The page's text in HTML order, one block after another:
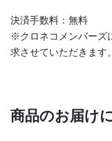
決済手数料：無料
※クロネコメンバーズ
求させていただきます。
商品のお届け